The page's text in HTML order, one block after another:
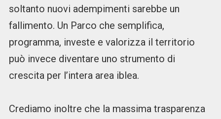
soltanto nuovi adempimenti sarebbe un
fallimento. Un Parco che semplifica,
programma, investe e valorizza il territorio
può invece diventare uno strumento di
crescita per l’intera area iblea.
Crediamo inoltre che la massima trasparenza